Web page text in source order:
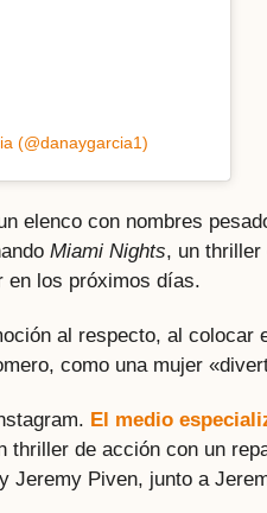
(@danaygarcia1)
elenco con nombres
Miami Nights, un thriller
en los próximos días.
al respecto, al colocar
como una mujer
El medio
thriller de acción con un
Jeremy Piven, junto a